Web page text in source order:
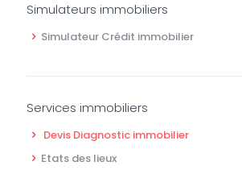
Simulateurs immobiliers
Simulateur Crédit immobilier
Services immobiliers
Devis Diagnostic immobilier
Etats des lieux